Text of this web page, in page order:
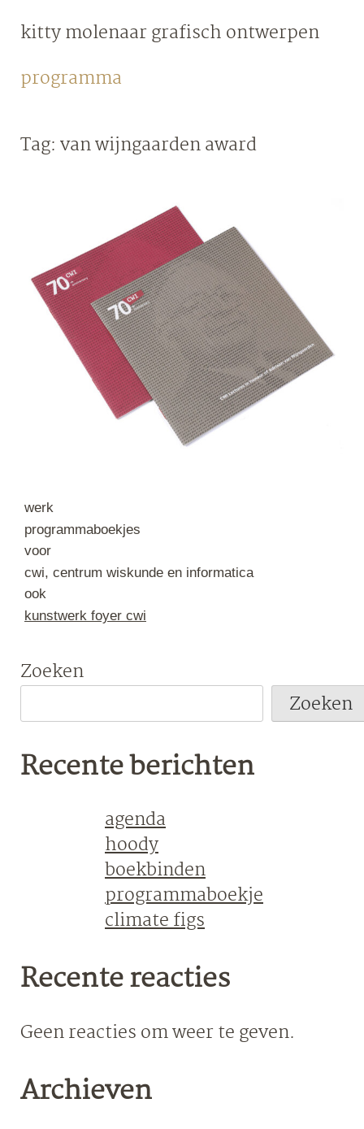
to
kitty molenaargrafisch ontwerpen
programma
Tag:van wijngaarden award
werk
programmaboekjes
voor
cwi, centrum wiskunde en informatica
ook
kunstwerk foyer cwi
Zoeken
Zoeken
Recente berichten
agenda
hoody
boekbinden
programmaboekje
climate figs
Recente reacties
Geen reacties om weer te geven.
Archieven